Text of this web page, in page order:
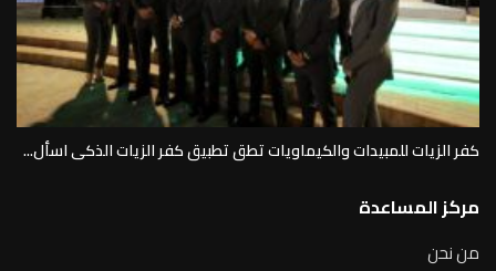
كفر الزيات للمبيدات والكيماويات تطق تطبيق كفر الزيات الذكى اسأل...
مركز المساعدة
من نحن